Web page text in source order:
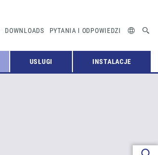
DOWNLOADS PYTANIA I ODPOWIEDZI
USŁUGI INSTALACJE